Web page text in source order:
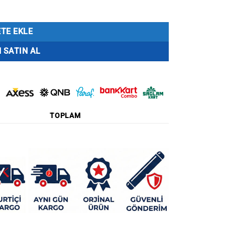
adet
EKLE
SATIN AL
TOPLAM